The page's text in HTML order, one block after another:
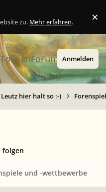
zu. Mehr erfahren. ×
TolkienForum Anmelden
hier halt so :-)
folgen
und -wettbewerbe